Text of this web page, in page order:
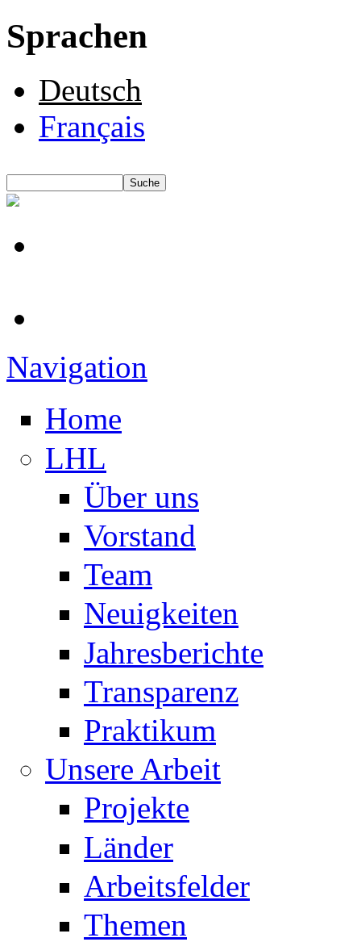
Sprachen
Deutsch
Français
Navigation
Home
LHL
Über uns
Vorstand
Team
Neuigkeiten
Jahresberichte
Transparenz
Praktikum
Unsere Arbeit
Projekte
Länder
Arbeitsfelder
Themen